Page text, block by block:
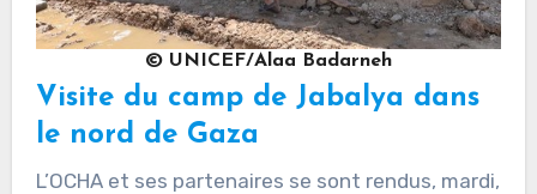
© UNICEF/Alaa Badarneh
Visite du camp de Jabalya dans
le nord de Gaza
L’OCHA et ses partenaires se sont rendus, mardi,